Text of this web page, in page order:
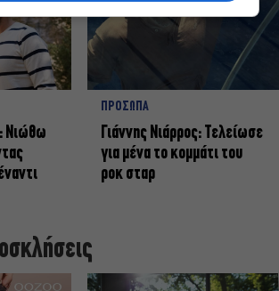
Νιώθω
ΠΡΟΣΩΠΑ
Γιάννης Νιάρρος: Τελείωσε
για μένα το κομμάτι του
ροκ σταρ